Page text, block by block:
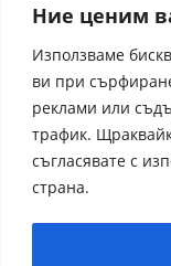
Ние ценим
Използваме
ви при
реклами или
трафик.
съгласявате с
страна.